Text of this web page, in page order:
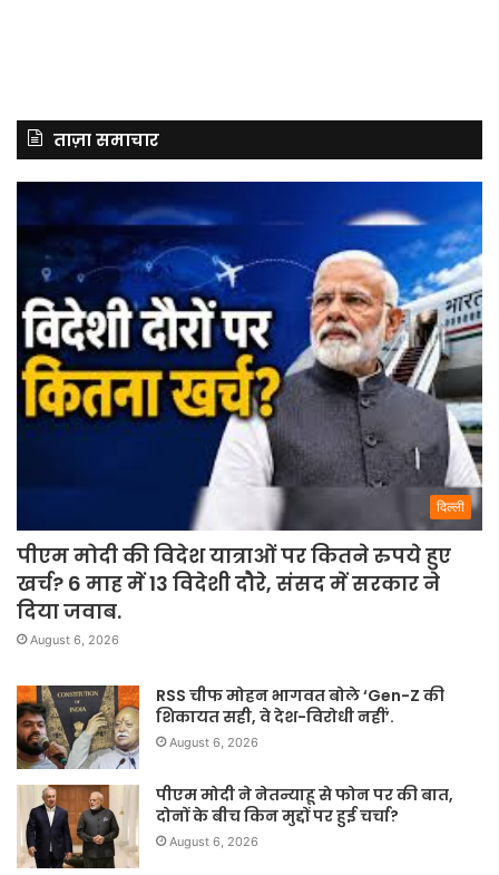
ताज़ा समाचार
दिल्ली
पीएम मोदी की विदेश यात्राओं पर कितने रुपये हुए
खर्च? 6 माह में 13 विदेशी दौरे, संसद में सरकार ने
दिया जवाब.
August 6, 2026
RSS चीफ मोहन भागवत बोले ‘Gen-Z की
शिकायत सही, वे देश-विरोधी नहीं’.
August 6, 2026
पीएम मोदी ने नेतन्याहू से फोन पर की बात,
दोनों के बीच किन मुद्दों पर हुई चर्चा?
August 6, 2026